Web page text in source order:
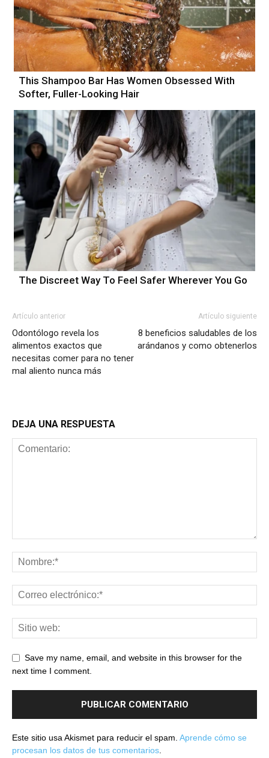
This Shampoo Bar Has Women Obsessed With
Softer, Fuller-Looking Hair
The Discreet Way To Feel Safer Wherever You Go
Artículo anterior
Odontólogo revela los
alimentos exactos que
necesitas comer para no tener
mal aliento nunca más
Artículo siguiente
8 beneficios saludables de los
arándanos y como obtenerlos
DEJA UNA RESPUESTA
Save my name, email, and website in this browser for the
next time I comment.
Este sitio usa Akismet para reducir el spam. Aprende cómo se
procesan los datos de tus comentarios